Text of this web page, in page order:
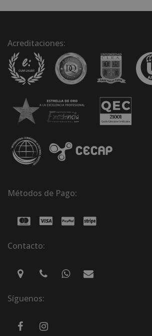
Acreditaciones:
Métodos de Pago:
Contacto:
Síguenos: